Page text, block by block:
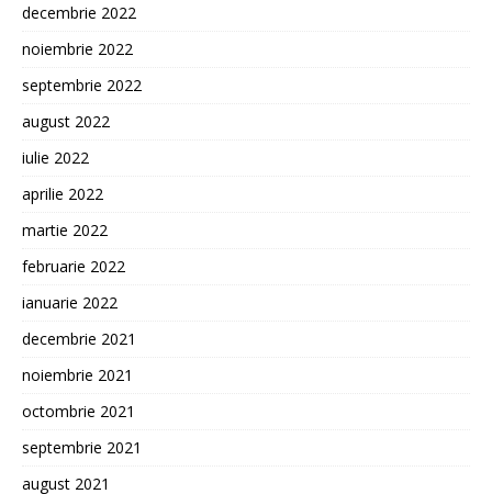
decembrie 2022
noiembrie 2022
septembrie 2022
august 2022
iulie 2022
aprilie 2022
martie 2022
februarie 2022
ianuarie 2022
decembrie 2021
noiembrie 2021
octombrie 2021
septembrie 2021
august 2021